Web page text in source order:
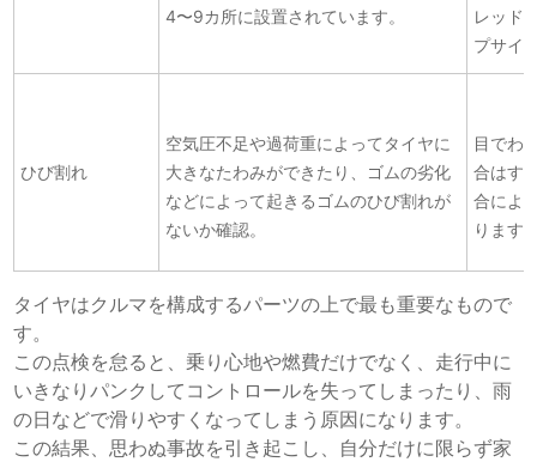
4〜9カ所に設置されています。
レッド
プサイ
ひび割れ
空気圧不足や過荷重によって タイヤに
大きなたわみができたり、ゴムの劣化
などによって起きるゴムのひび割れが
ないか確認。
目でわ
合はす
合によ
ります
タイヤはクルマを構成するパーツの上で最も重要なもので
す。
この点検を怠ると、乗り心地や燃費だけでなく、走行中に
いきなりパンクしてコントロールを失ってしまったり、雨
の日などで滑りやすくなってしまう原因になります。
この結果、思わぬ事故を引き起こし、自分だけに限らず家